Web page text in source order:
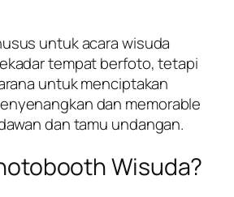
untuk acara wisuda
tempat berfoto, tetapi
untuk menciptakan
dan memorable
dan tamu undangan.
Wisuda?